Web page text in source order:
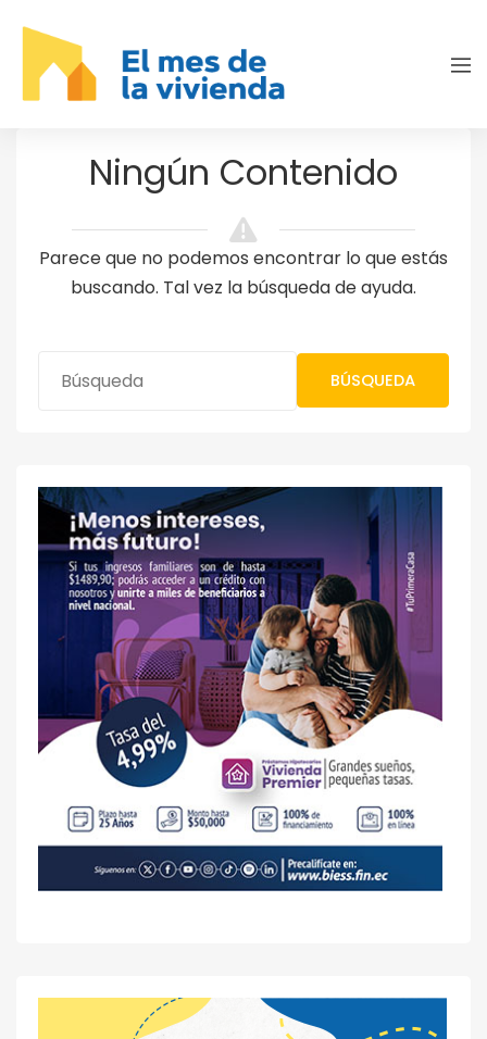
Ningún Contenido
Parece que no podemos encontrar lo que estás
buscando. Tal vez la búsqueda de ayuda.
BÚSQUEDA